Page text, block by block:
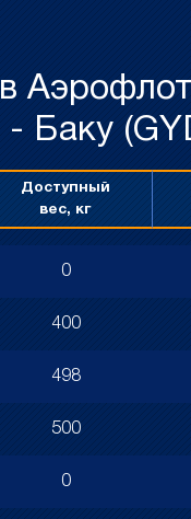
- Баку
Доступный
вес, кг
0
400
498
500
0